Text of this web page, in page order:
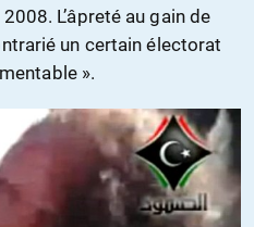
L’âpreté au gain de
un certain électorat
».